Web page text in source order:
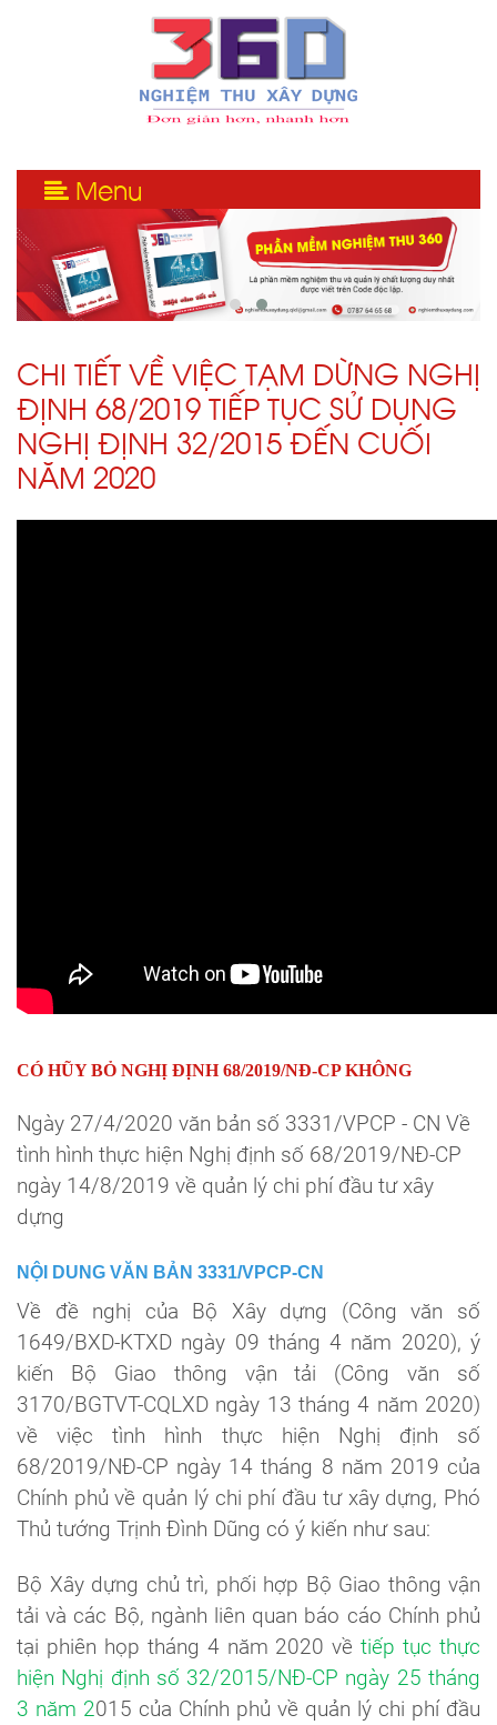
Menu
CHI TIẾT VỀ VIỆC TẠM DỪNG NGHỊ
ĐỊNH 68/2019 TIẾP TỤC SỬ DỤNG
NGHỊ ĐỊNH 32/2015 ĐẾN CUỐI
NĂM 2020
CÓ HŨY BỎ NGHỊ ĐỊNH 68/2019/NĐ-CP KHÔNG
Ngày 27/4/2020 văn bản số 3331/VPCP - CN Về
tình hình thực hiện Nghị định số 68/2019/NĐ-CP
ngày 14/8/2019 về quản lý chi phí đầu tư xây
dựng
NỘI DUNG VĂN BẢN 3331/VPCP-CN
Về đề nghị của Bộ Xây dựng (Công văn số
1649/BXD-KTXD ngày 09 tháng 4 năm 2020), ý
kiến Bộ Giao thông vận tải (Công văn số
3170/BGTVT-CQLXD ngày 13 tháng 4 năm 2020)
về việc tình hình thực hiện Nghị định số
68/2019/NĐ-CP ngày 14 tháng 8 năm 2019 của
Chính phủ về quản lý chi phí đầu tư xây dựng, Phó
Thủ tướng Trịnh Đình Dũng có ý kiến như sau:
Bộ Xây dựng chủ trì, phối hợp Bộ Giao thông vận
tải và các Bộ, ngành liên quan báo cáo Chính phủ
tại phiên họp tháng 4 năm 2020 vềtiếp tục thực
hiện Nghị định số 32/2015/NĐ-CP ngày 25 tháng
3 năm 2015 của Chính phủ về quản lý chi phí đầu